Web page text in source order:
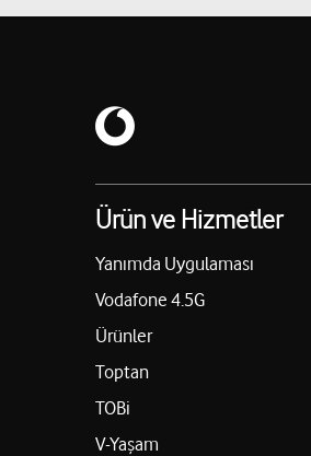
Ürün ve Hizmetler
Yanımda Uygulaması
Vodafone 4.5G
Ürünler
Toptan
TOBi
V-Yaşam